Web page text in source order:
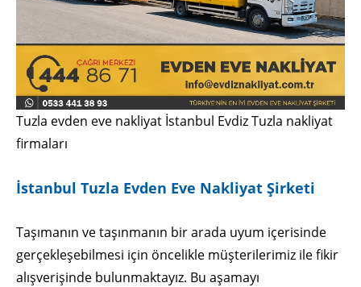
Tuzla evden eve nakliyat İstanbul Evdiz Tuzla nakliyat
firmaları
İstanbul Tuzla Evden Eve Nakliyat Şirketi
Taşımanın ve taşınmanın bir arada uyum içerisinde
gerçekleşebilmesi için öncelikle müşterilerimiz ile fikir
alışverişinde bulunmaktayız. Bu aşamayı